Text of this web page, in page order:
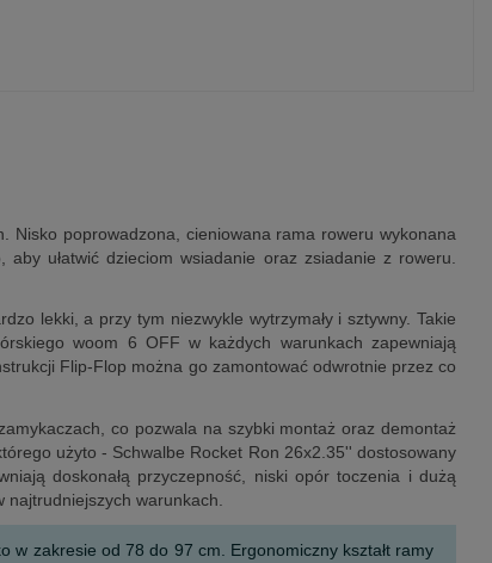
Nisko poprowadzona, cieniowana rama roweru wykonana
ułatwić dzieciom wsiadanie oraz zsiadanie z roweru.
lekki, a przy tym niezwykle wytrzymały i sztywny. Takie
woom 6 OFF w każdych warunkach zapewniają
Flip-Flop można go zamontować odwrotnie przez co
co pozwala na szybki montaż oraz demontaż
użyto - Schwalbe Rocket Ron 26x2.35'' dostosowany
doskonałą przyczepność, niski opór toczenia i dużą
warunkach.
w zakresie od 78 do 97 cm. Ergonomiczny kształt ramy